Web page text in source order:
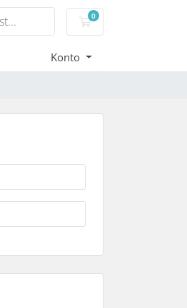
0
Ostukorv
Konto